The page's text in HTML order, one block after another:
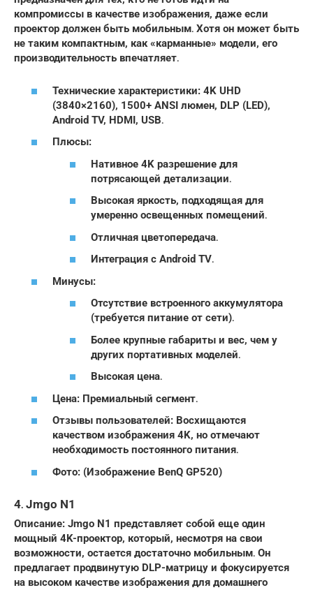
компромиссы в качестве изображения, даже если
проектор должен быть мобильным․ Хотя он может быть
не таким компактным, как «карманные» модели, его
производительность впечатляет․
Технические характеристики: 4K UHD
(3840×2160), 1500+ ANSI люмен, DLP (LED),
Android TV, HDMI, USB․
Плюсы:
Нативное 4K разрешение для
потрясающей детализации․
Высокая яркость, подходящая для
умеренно освещенных помещений․
Отличная цветопередача․
Интеграция с Android TV․
Минусы:
Отсутствие встроенного аккумулятора
(требуется питание от сети)․
Более крупные габариты и вес, чем у
других портативных моделей․
Высокая цена․
Цена: Премиальный сегмент․
Отзывы пользователей: Восхищаются
качеством изображения 4K, но отмечают
необходимость постоянного питания․
Фото: (Изображение BenQ GP520)
4․ Jmgo N1
Описание: Jmgo N1 представляет собой еще один
мощный 4K-проектор, который, несмотря на свои
возможности, остается достаточно мобильным․ Он
предлагает продвинутую DLP-матрицу и фокусируется
на высоком качестве изображения для домашнего